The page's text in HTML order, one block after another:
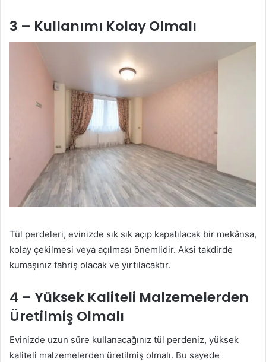
3 – Kullanımı Kolay Olmalı
Tül perdeleri, evinizde sık sık açıp kapatılacak bir mekânsa,
kolay çekilmesi veya açılması önemlidir. Aksi takdirde
kumaşınız tahriş olacak ve yırtılacaktır.
4 – Yüksek Kaliteli Malzemelerden
Üretilmiş Olmalı
Evinizde uzun süre kullanacağınız tül perdeniz, yüksek
kaliteli malzemelerden üretilmiş olmalı. Bu sayede